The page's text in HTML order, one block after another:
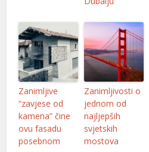
Zanimljive
“zavjese od
kamena” čine
ovu fasadu
posebnom
Zanimljivosti o
jednom od
najljepših
svjetskih
mostova